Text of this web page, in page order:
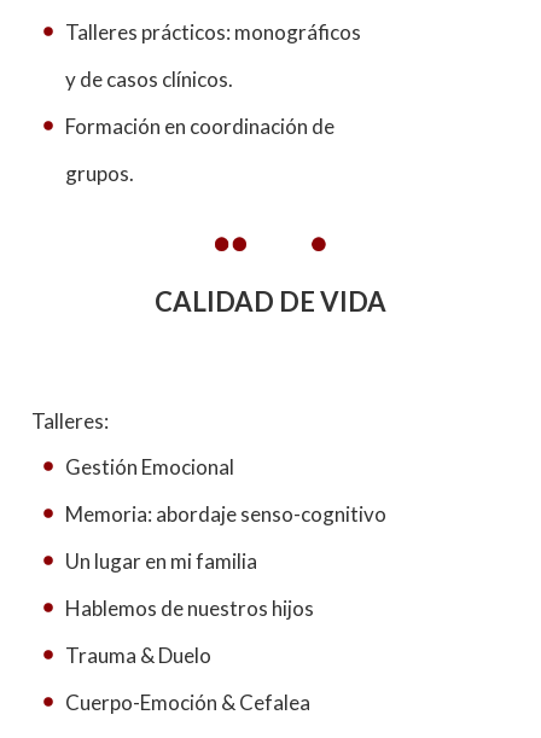
Talleres prácticos: monográficos
y de casos clínicos.
Formación en coordinación de
grupos.
CALIDAD DE VIDA
Talleres:
Gestión Emocional
Memoria: abordaje senso-cognitivo
Un lugar en mi familia
Hablemos de nuestros hijos
Trauma & Duelo
Cuerpo-Emoción & Cefalea